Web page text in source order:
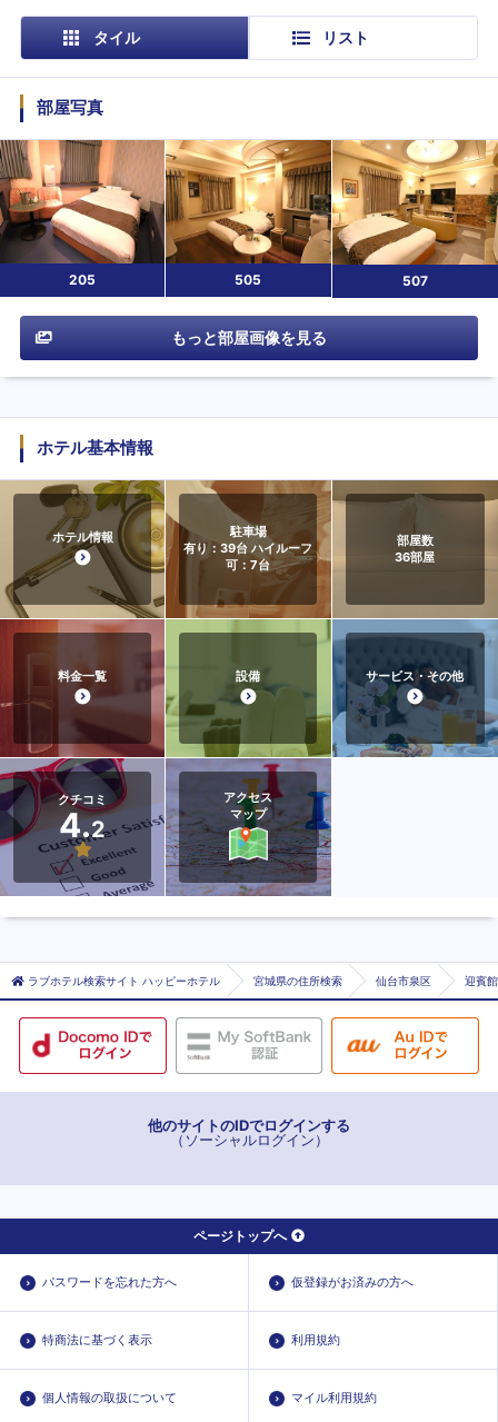
タイル リスト
部屋写真
205 505 507
もっと部屋画像を見る
ホテル基本情報
ホテル情報
駐車場
有り：39台 ハイルーフ
可：7台
部屋数
36部屋
料金一覧 設備 サービス・その他
クチコミ
4.2
アクセス
マップ
ラブホテル検索サイト ハッピーホテル 宮城県の住所検索 仙台市泉区 迎賓
他のサイトのIDでログインする
（ソーシャルログイン）
ページトップへ
パスワードを忘れた方へ 仮登録がお済みの方へ
特商法に基づく表示 利用規約
個人情報の取扱について マイル利用規約